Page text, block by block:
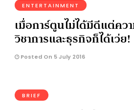
ENTERTAINMENT
เมื่อการ์ตูนไม่ได้มีดีแต่คว
วิชาการและธุรกิจก็ได้เว่ย!
Posted On 5 July 2016
BRIEF